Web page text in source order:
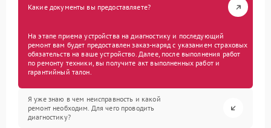
Какие документы вы предоставляете?
На этапе приема устройства на диагностику и последующий
ремонт вам будет предоставлен заказ-наряд с указанием страховых
обязательств на ваше устройство. Далее, после выполнения работ
по ремонту техники, вы получите акт выполненных работ и
гарантийный талон.
Я уже знаю в чем неисправность и какой
ремонт необходим. Для чего проводить
диагностику?